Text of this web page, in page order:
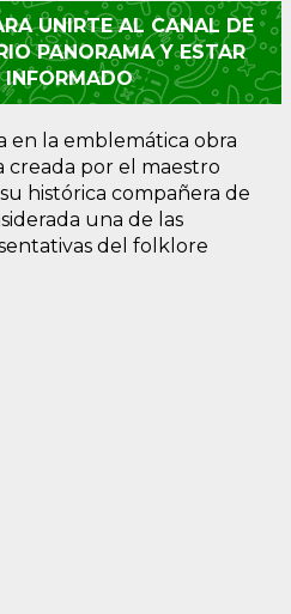
UNIRTE AL CANAL DE
PANORAMA Y ESTAR
INFORMADO
en la emblemática obra
por el maestro
histórica compañera de
una de las
del folklore